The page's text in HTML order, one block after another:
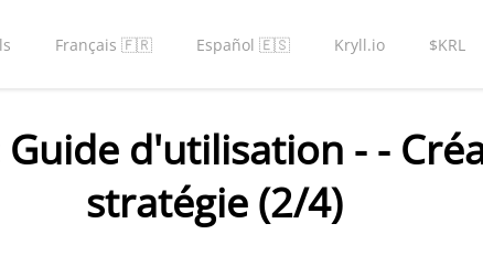
Français 🇫🇷 Español 🇪🇸 Kryll.io $KRL
Guide d'utilisation - -
stratégie (2/4)